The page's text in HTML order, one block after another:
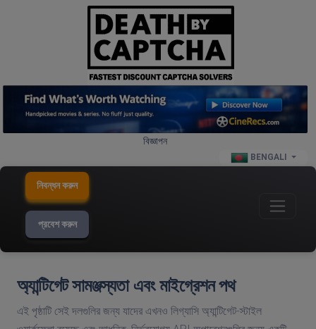
বিজ্ঞাপন
BENGALI
নিবন্ধন করুন
প্রবেশ করুন
অ্যান্টিগেট সামঞ্জস্যতা এবং মাইগ্রেশন পথ
এই পৃষ্ঠাটি সেই দলগুলির জন্য যাদের এখনও লিগ্যাসি অ্যান্টিগেট-স্টাইল